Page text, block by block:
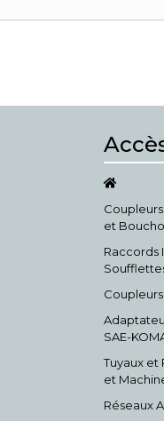
et
Raccords
SAE-
Tuyaux et
et
Réseaux